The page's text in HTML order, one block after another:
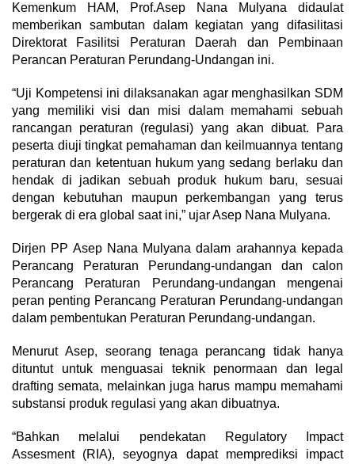
Kemenkum HAM, Prof.Asep Nana Mulyana didaulat
memberikan sambutan dalam kegiatan yang difasilitasi
Direktorat Fasilitsi Peraturan Daerah dan Pembinaan
Perancan Peraturan Perundang-Undangan ini.
“Uji Kompetensi ini dilaksanakan agar menghasilkan SDM
yang memiliki visi dan misi dalam memahami sebuah
rancangan peraturan (regulasi) yang akan dibuat. Para
peserta diuji tingkat pemahaman dan keilmuannya tentang
peraturan dan ketentuan hukum yang sedang berlaku dan
hendak di jadikan sebuah produk hukum baru, sesuai
dengan kebutuhan maupun perkembangan yang terus
bergerak di era global saat ini,” ujar Asep Nana Mulyana.
Dirjen PP Asep Nana Mulyana dalam arahannya kepada
Perancang Peraturan Perundang-undangan dan calon
Perancang Peraturan Perundang-undangan mengenai
peran penting Perancang Peraturan Perundang-undangan
dalam pembentukan Peraturan Perundang-undangan.
Menurut Asep, seorang tenaga perancang tidak hanya
dituntut untuk menguasai teknik penormaan dan legal
drafting semata, melainkan juga harus mampu memahami
substansi produk regulasi yang akan dibuatnya.
“Bahkan melalui pendekatan Regulatory Impact
Assesment (RIA), seyognya dapat memprediksi impact